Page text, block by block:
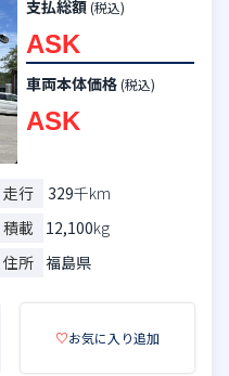
支払総額 (税込)
ASK
車両本体価格 (税込)
ASK
走行 329千km
積載 12,100kg
住所 福島県
♡お気に入り追加